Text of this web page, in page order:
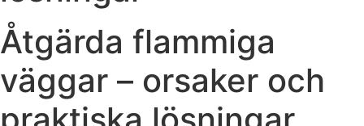
Åtgärda flammiga
väggar – orsaker och